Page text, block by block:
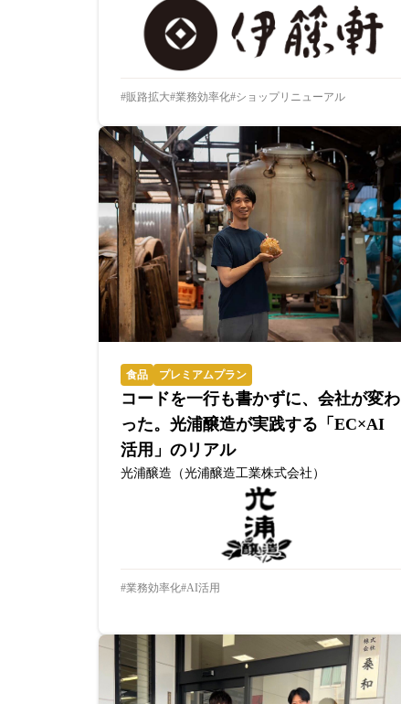
販路拡大 業務効率化 ショップリニューアル
食品 プレミアムプラン
コードを一行も書かずに、会社が変わ
った。光浦醸造が実践する「EC×AI
活用」のリアル
光浦醸造（光浦醸造工業株式会社）
業務効率化 AI活用